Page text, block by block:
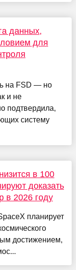
данных,
для
на FSD — но
и не
подтвердила,
систему
в 100
доказать
в 2026 году
планирует
достижением,